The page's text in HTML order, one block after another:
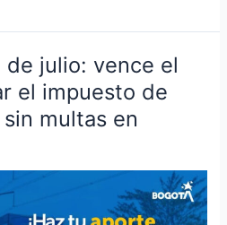
de julio: vence el
el impuesto de
multas en